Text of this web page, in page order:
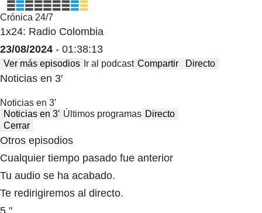
Crónica 24/7
1x24: Radio Colombia
23/08/2024 - 01:38:13
Ver más episodios Ir al podcast Compartir Directo
Noticias en 3′
Noticias en 3′
Noticias en 3′ Últimos programas Directo
Cerrar
Otros episodios
Cualquier tiempo pasado fue anterior
Tu audio se ha acabado.
Te redirigiremos al directo.